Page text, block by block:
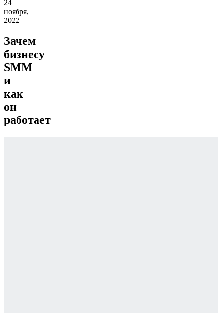
24
ноября,
2022
Зачем
бизнесу
SMM
и
как
он
работает